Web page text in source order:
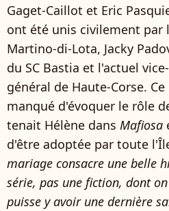
Gaget-Caillot et Eric
ont été unis civilement par
Martino-di-Lota, Jacky
du SC Bastia et l'actuel
général de Haute-Corse.
manqué d'évoquer le rôle
tenait Hélène dans Mafiosa
d'être adoptée par toute
mariage consacre une belle
série, pas une fiction, dont
puisse y avoir une dernière